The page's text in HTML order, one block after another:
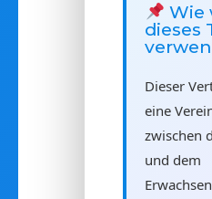
Wie
dieses
Dieser
eine
zwischen
und dem